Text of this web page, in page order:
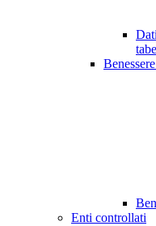
Enti controllati